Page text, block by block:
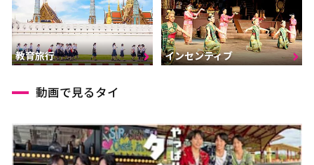
教育旅行 インセンティブ
動画で見るタイ